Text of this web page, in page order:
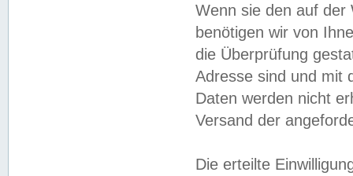
Wenn sie den auf der
benötigen wir von
die Überprüfung
Adresse sind und mit
Daten werden nicht
Versand der
Die erteilte